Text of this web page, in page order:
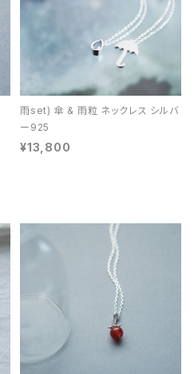
雨set) 傘 & 雨粒 ネックレス シルバ
ー925
¥13,800